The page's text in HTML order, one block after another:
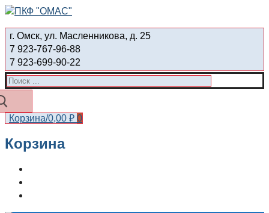
Перейти
содержимому
Меню
Закрыть
г. Омск, ул. Масленникова, д. 25
7 923-767-96-88
7 923-699-90-22
Найти:
Корзина/0,00 ₽ 0
Корзина